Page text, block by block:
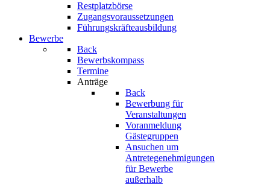
Restplatzbörse
Zugangsvoraussetzungen
Führungskräfteausbildung
Bewerbe
Back
Bewerbskompass
Termine
Anträge
Back
Bewerbung für
Veranstaltungen
Voranmeldung
Gästegruppen
Ansuchen um
Antretegenehmigungen
für Bewerbe
außerhalb